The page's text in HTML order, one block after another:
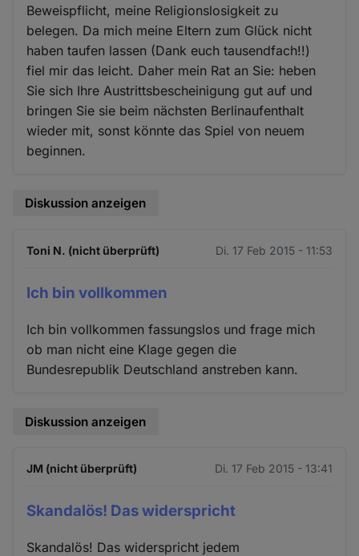
Beweispflicht, meine Religionslosigkeit zu
belegen. Da mich meine Eltern zum Glück nicht
haben taufen lassen (Dank euch tausendfach!!)
fiel mir das leicht. Daher mein Rat an Sie: heben
Sie sich Ihre Austrittsbescheinigung gut auf und
bringen Sie sie beim nächsten Berlinaufenthalt
wieder mit, sonst könnte das Spiel von neuem
beginnen.
Diskussion anzeigen
Toni N. (nicht überprüft) Di. 17 Feb 2015 - 11:53
Ich bin vollkommen
Ich bin vollkommen fassungslos und frage mich
ob man nicht eine Klage gegen die
Bundesrepublik Deutschland anstreben kann.
Diskussion anzeigen
JM (nicht überprüft) Di. 17 Feb 2015 - 13:41
Skandalös! Das widerspricht
Skandalös! Das widerspricht jedem